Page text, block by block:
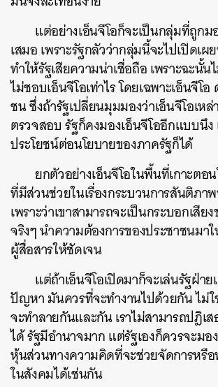
แต่อย่างเอ็นจีโอก็จะเป็นกลุ่มที่ถูกม
เสมอ เพราะรัฐกลัวว่ากลุ่มนี้จะไปเปิดเ
ทำให้รัฐเสียความน่าเชื่อถือ เพราะฉะนั้
ไม่ชอบเอ็นจีโอเท่าไร โดยเฉพาะเอ็นจีโ
ชน ซึ่งถ้ารัฐเปลี่ยนมุมมองว่าเอ็นจีโอเห
ตรวจสอบ รัฐก็คงมองเอ็นจีโออีกแบบนึ
ประโยชน์ต่อนโยบายของภาครัฐก็ได้
ยกตัวอย่างเอ็นจีโอในพื้นที่เกาะต
ที่มีส่วนช่วยในเรื่องกระบวนการสันติภา
เพราะว่าเขาสามารถจะเป็นกระบอกเสีย
จริงๆ นำความต้องการของประชาชนมา
ผู้สื่อสารให้ชัดเจน
แต่ถ้าเอ็นจีโอเปิดมาก็จะเล่นรัฐฝ่า
ปัญหา มันควรที่จะทำงานไปด้วยกัน ไม่ใ
จะทำลายกันและกัน เราไม่สามารถปฎิเ
ได้ รัฐมีอำนาจมาก แต่รัฐเองก็ควรจะม
หุ้นส่วนทางความคิดที่จะช่วยจัดการหรื
ในสังคมได้เช่นกัน